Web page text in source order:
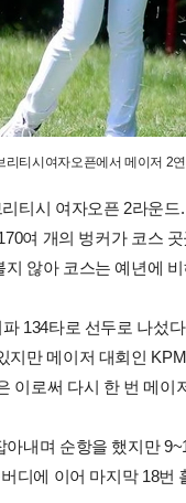
리티시여자오픈에서 메이저 2
티시 여자오픈 2라운
여 개의 벙커가 코스
않아 코스는 예년에
134타로 선두로 나섰
지만 메이저 대회인
이로써 다시 한 번 메이
내며 순항을 했지만
디에 이어 마지막 18